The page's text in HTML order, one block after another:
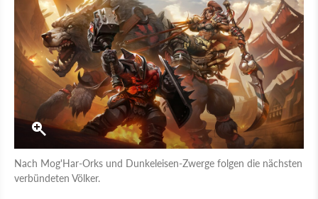
Nach Mog'Har-Orks und Dunkeleisen-Zwerge folgen die nächsten
verbündeten Völker.